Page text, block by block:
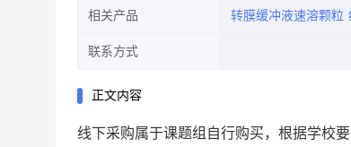
相关产品 转膜缓冲液速溶颗粒
联系方式
正文内容
线下采购属于课题组自行购买，根据学校